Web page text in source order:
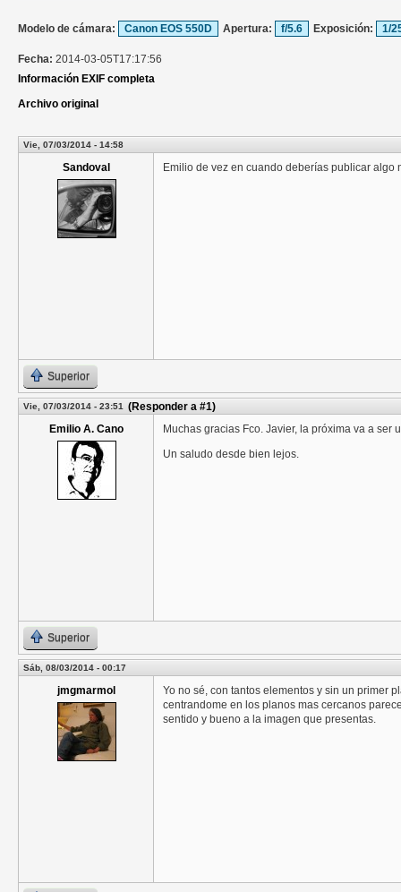
Modelo de cámara: Canon EOS 550D Apertura: f/5.6 Exposición: 1/
Fecha: 2014-03-05T17:17:56
Información EXIF completa
Archivo original
Vie, 07/03/2014 - 14:58
Sandoval Emilio de vez en cuando deberías publicar
Superior
Vie, 07/03/2014 - 23:51 (Responder a #1)
Emilio A. Cano
Muchas gracias Fco. Javier, la próxima va a ser
Un saludo desde bien lejos.
Superior
Sáb, 08/03/2014 - 00:17
jmgmarmol
Yo no sé, con tantos elementos y sin un primer
centrandome en los planos mas cercanos
sentido y bueno a la imagen que presentas.